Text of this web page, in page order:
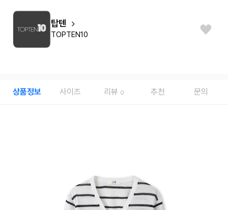
탑텐
TOPTEN10
상품정보 사이즈 리뷰 0 추천 문의